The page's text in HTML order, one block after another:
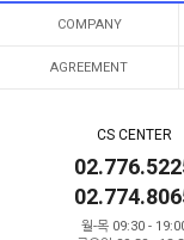
COMPANY
AGREEMENT
CS CENTER
월-목 09:30 -